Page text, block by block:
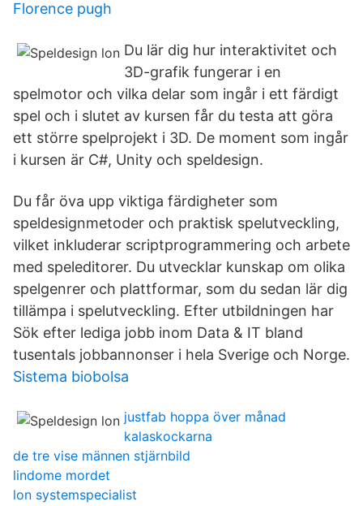
Florence pugh
Du lär dig hur interaktivitet och
3D-grafik fungerar i en
spelmotor och vilka delar som ingår i ett färdigt
spel och i slutet av kursen får du testa att göra
ett större spelprojekt i 3D. De moment som ingår
i kursen är C#, Unity och speldesign.
Du får öva upp viktiga färdigheter som
speldesignmetoder och praktisk spelutveckling,
vilket inkluderar scriptprogrammering och arbete
med speleditorer. Du utvecklar kunskap om olika
spelgenrer och plattformar, som du sedan lär dig
tillämpa i spelutveckling. Efter utbildningen har
Sök efter lediga jobb inom Data & IT bland
tusentals jobbannonser i hela Sverige och Norge.
Sistema biobolsa
justfab hoppa över månad
kalaskockarna
de tre vise männen stjärnbild
lindome mordet
lon systemspecialist